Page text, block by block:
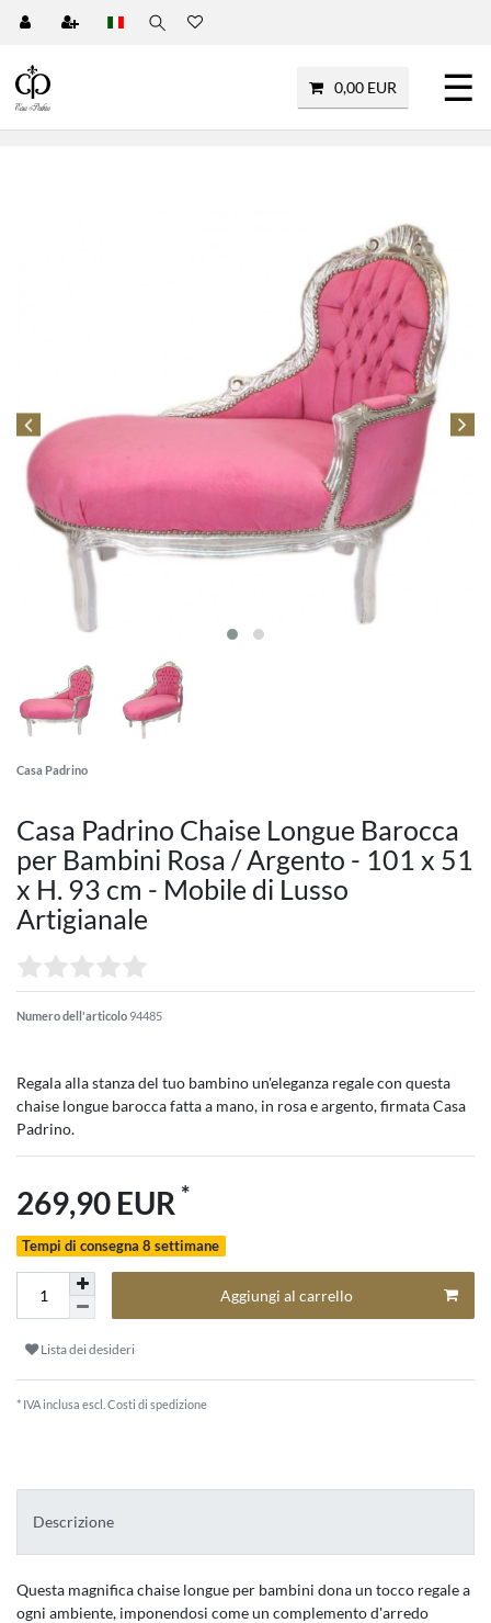
0,00 EUR ☰
Casa Padrino
Casa Padrino Chaise Longue Barocca
per Bambini Rosa / Argento - 101 x 51
x H. 93 cm - Mobile di Lusso
Artigianale
Numero dell'articolo 94485
Regala alla stanza del tuo bambino un'eleganza regale con questa
chaise longue barocca fatta a mano, in rosa e argento, firmata Casa
Padrino.
269,90 EUR *
Tempi di consegna 8 settimane
Aggiungi al carrello
Lista dei desideri
* IVA inclusa escl. Costi di spedizione
Descrizione
Questa magnifica chaise longue per bambini dona un tocco regale a
ogni ambiente, imponendosi come un complemento d'arredo